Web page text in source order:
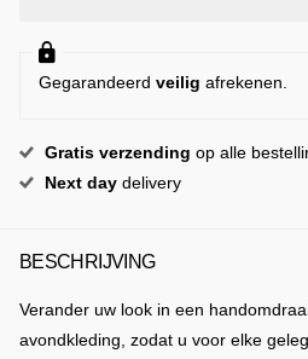
Gegarandeerdveilig afrekenen.
Gratis verzending op alle
Next daydelivery
BESCHRIJVING
Verander uw look in een
avondkleding, zodat u voor elke